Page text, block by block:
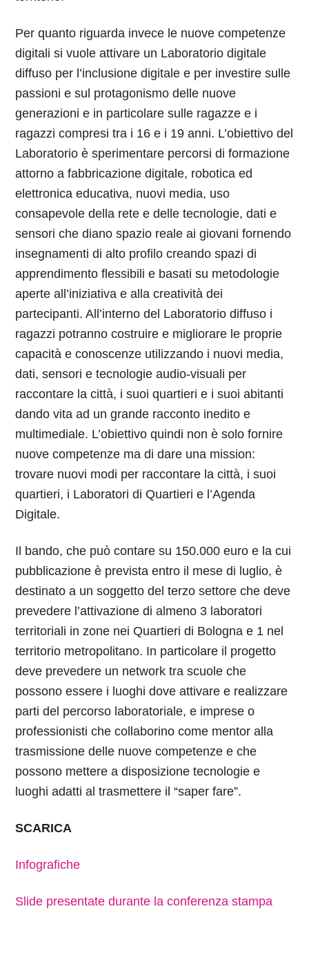
Per quanto riguarda invece le nuove competenze
digitali si vuole attivare un Laboratorio digitale
diffuso per l’inclusione digitale e per investire sulle
passioni e sul protagonismo delle nuove
generazioni e in particolare sulle ragazze e i
ragazzi compresi tra i 16 e i 19 anni. L’obiettivo del
Laboratorio è sperimentare percorsi di formazione
attorno a fabbricazione digitale, robotica ed
elettronica educativa, nuovi media, uso
consapevole della rete e delle tecnologie, dati e
sensori che diano spazio reale ai giovani fornendo
insegnamenti di alto profilo creando spazi di
apprendimento flessibili e basati su metodologie
aperte all’iniziativa e alla creatività dei
partecipanti. All’interno del Laboratorio diffuso i
ragazzi potranno costruire e migliorare le proprie
capacità e conoscenze utilizzando i nuovi media,
dati, sensori e tecnologie audio-visuali per
raccontare la città, i suoi quartieri e i suoi abitanti
dando vita ad un grande racconto inedito e
multimediale. L’obiettivo quindi non è solo fornire
nuove competenze ma di dare una mission:
trovare nuovi modi per raccontare la città, i suoi
quartieri, i Laboratori di Quartieri e l’Agenda
Digitale.
Il bando, che può contare su 150.000 euro e la cui
pubblicazione è prevista entro il mese di luglio, è
destinato a un soggetto del terzo settore che deve
prevedere l’attivazione di almeno 3 laboratori
territoriali in zone nei Quartieri di Bologna e 1 nel
territorio metropolitano. In particolare il progetto
deve prevedere un network tra scuole che
possono essere i luoghi dove attivare e realizzare
parti del percorso laboratoriale, e imprese o
professionisti che collaborino come mentor alla
trasmissione delle nuove competenze e che
possono mettere a disposizione tecnologie e
luoghi adatti al trasmettere il “saper fare”.
SCARICA
Infografiche
Slide presentate durante la conferenza stampa